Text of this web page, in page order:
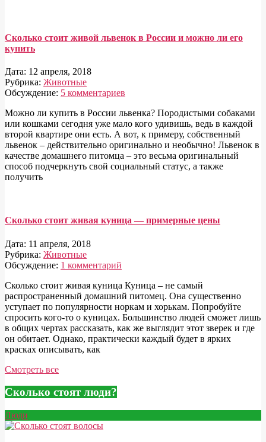
Сколько стоит живой львенок в России и можно ли его
купить
Дата: 12 апреля, 2018
Рубрика: Животные
Обсуждение: 5 комментариев
Можно ли купить в России львенка? Породистыми собаками
или кошками сегодня уже мало кого удивишь, ведь в каждой
второй квартире они есть. А вот, к примеру, собственный
львенок – действительно оригинально и необычно! Львенок в
качестве домашнего питомца – это весьма оригинальный
способ подчеркнуть свой социальный статус, а также
получить
Сколько стоит живая куница — примерные цены
Дата: 11 апреля, 2018
Рубрика: Животные
Обсуждение: 1 комментарий
Сколько стоит живая куница Куница – не самый
распространенный домашний питомец. Она существенно
уступает по популярности норкам и хорькам. Попробуйте
спросить кого-то о куницах. Большинство людей сможет лишь
в общих чертах рассказать, как же выглядит этот зверек и где
он обитает. Однако, практически каждый будет в ярких
красках описывать, как
Смотреть все
Сколько стоят люди?
Люди